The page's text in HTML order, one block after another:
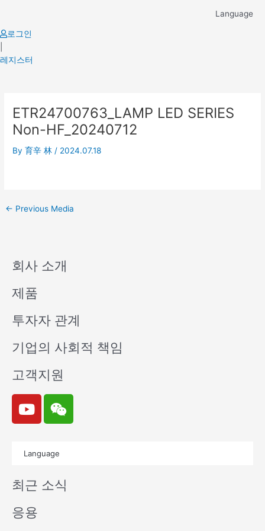
content
Language
로그인
레지스터
ETR24700763_LAMP LED SERIES
Non-HF_20240712
By育辛 林 / 2024.07.18
navigation
← Previous Media
회사 소개
제품
투자자 관계
기업의 사회적 책임
고객지원
Y
o
u
e
W
e
i
n
Language
최근 소식
응용